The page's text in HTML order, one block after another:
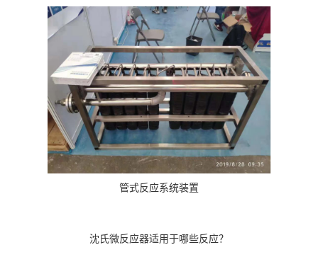
管式反应系统装置
沈氏微反应器适用于哪些反应？